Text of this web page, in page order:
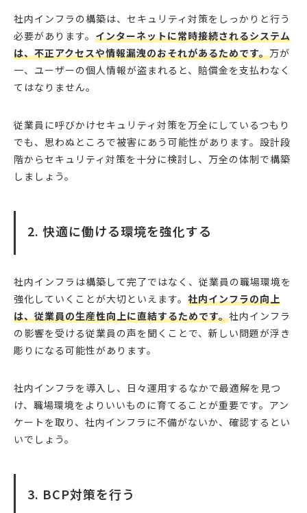
社内インフラの構築は、セキュリティ対策をしっかりと行う
必要があります。 インターネットに常時接続されるシステム
は、不正アクセスや情報漏洩のおそれがあるためです。万が
一、ユーザーの個人情報が盗まれると、賠償金を支払わなく
てはなりません。
従業員に呼びかけセキュリティ対策を万全にしているつもり
でも、思わぬところで被害にあう可能性があります。設計段
階からセキュリティ対策を十分に検討し、万全の体制で構築
しましょう。
2. 快適に働ける環境を強化する
社内インフラは構築して完了ではなく、従業員の職場環境を
強化していくことが大切といえます。 社内インフラの向上
は、従業員の生産性向上に直結するためです。社内インフラ
の影響を受ける従業員の声を聞くことで、新しい問題が浮き
彫りになる可能性があります。
社内インフラを導入し、日々運用するなかで最適解を見つ
け、職場環境をよりいいものに育てることが重要です。アン
ケートを取り、社内インフラに不備がないか、確認するとい
いでしょう。
3. BCP対策を行う